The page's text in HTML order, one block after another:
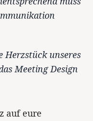
Herzstück unseres
Meeting Design
auf eure